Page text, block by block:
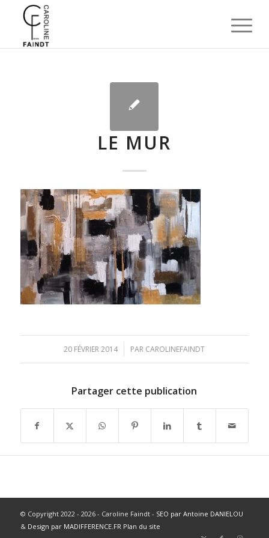
LE MUR
20 FÉVRIER 2014
/ PAR CAROLINEFAINDT
Partager cette publication
© Copyright 2022 - 2026 - Caroline Faindt - SEO par Antoine DANIELOU
& Design par MADIFFERENCE.FR Plan du site